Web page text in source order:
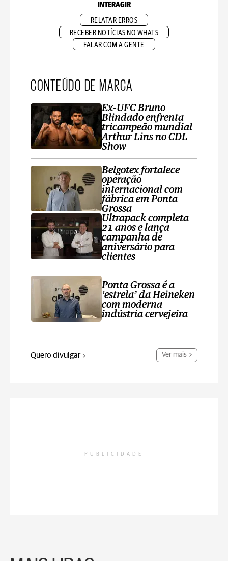
INTERAGIR
RELATAR ERROS
RECEBER NOTÍCIAS NO WHATS
FALAR COM A GENTE
CONTEÚDO DE MARCA
Ex-UFC Bruno
Blindado enfrenta
tricampeão mundial
Arthur Lins no CDL
Show
Belgotex fortalece
operação
internacional com
fábrica em Ponta
Grossa
Ultrapack completa
21 anos e lança
campanha de
aniversário para
clientes
Ponta Grossa é a
‘estrela’ da Heineken
com moderna
indústria cervejeira
Quero divulgar Ver mais
PUBLICIDADE